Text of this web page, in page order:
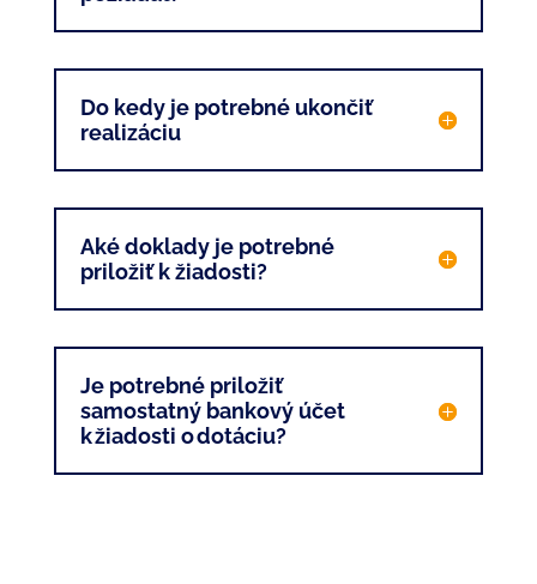
Do kedy je potrebné ukončiť
realizáciu
Aké doklady je potrebné
priložiť k žiadosti?
Je potrebné priložiť
samostatný bankový účet
k žiadosti o dotáciu?